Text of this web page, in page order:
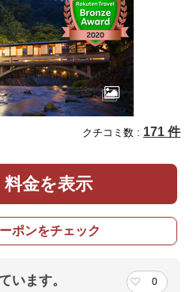
クチコミ数 : 171 件
料金を表示
ポンをチェック
います。 0